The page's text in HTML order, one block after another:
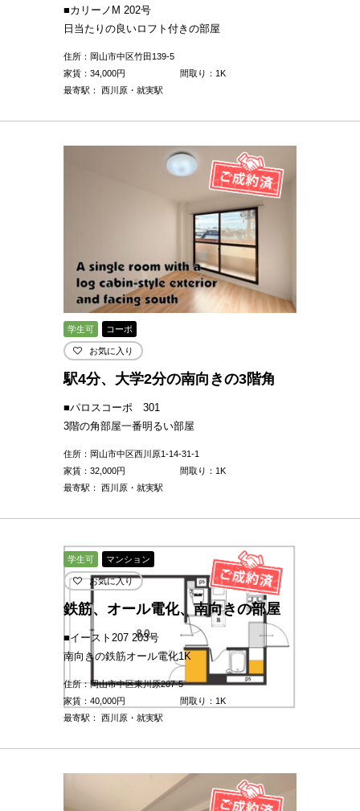
■カリーノM 202号
日当たりの良いロフト付きの部屋
住所：岡山市中区竹田139-5
家賃： 34,000円
間取り：1K
最寄駅： 西川原・就実駅
学生可 コーポ
お気に入り
駅4分、大学2分の南向きの3階角
■パロスコーポ 301
3階の角部屋一番明るい部屋
住所：岡山市中区西川原1-14-31-1
家賃： 32,000円
間取り：1K
最寄駅： 西川原・就実駅
学生可 マンション
お気に入り
鉄筋、オール電化、南向きの部屋
■イースト207 203号
南向きの鉄筋オール電化1K
住所：岡山市中区東川原207-5
家賃： 40,000円
間取り：1K
最寄駅： 西川原・就実駅